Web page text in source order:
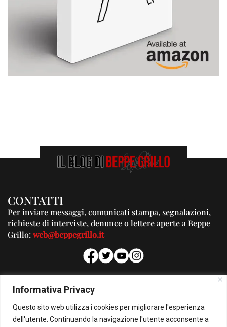
Informativa Privacy
Questo sito web utilizza i cookies per migliorare l'esperienza
dell'utente. Continuando la navigazione l'utente acconsente a
CONTATTI
Per inviare messaggi, comunicati stampa, segnalazioni,
richieste di interviste, denunce o lettere aperte a Beppe
Grillo:web@beppegrillo.it
PUBBLICITA'
Per la tua pubblicità su questo Blog:
pubblicita@beppegrillo.it